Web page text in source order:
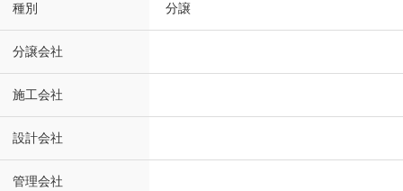
種別 分譲
分譲会社
施工会社
設計会社
管理会社